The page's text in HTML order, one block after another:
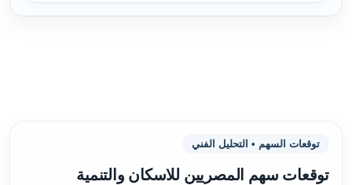
توقعات السهم • التحليل الفني
توقعات سهم المصريين للاسكان والتنمية